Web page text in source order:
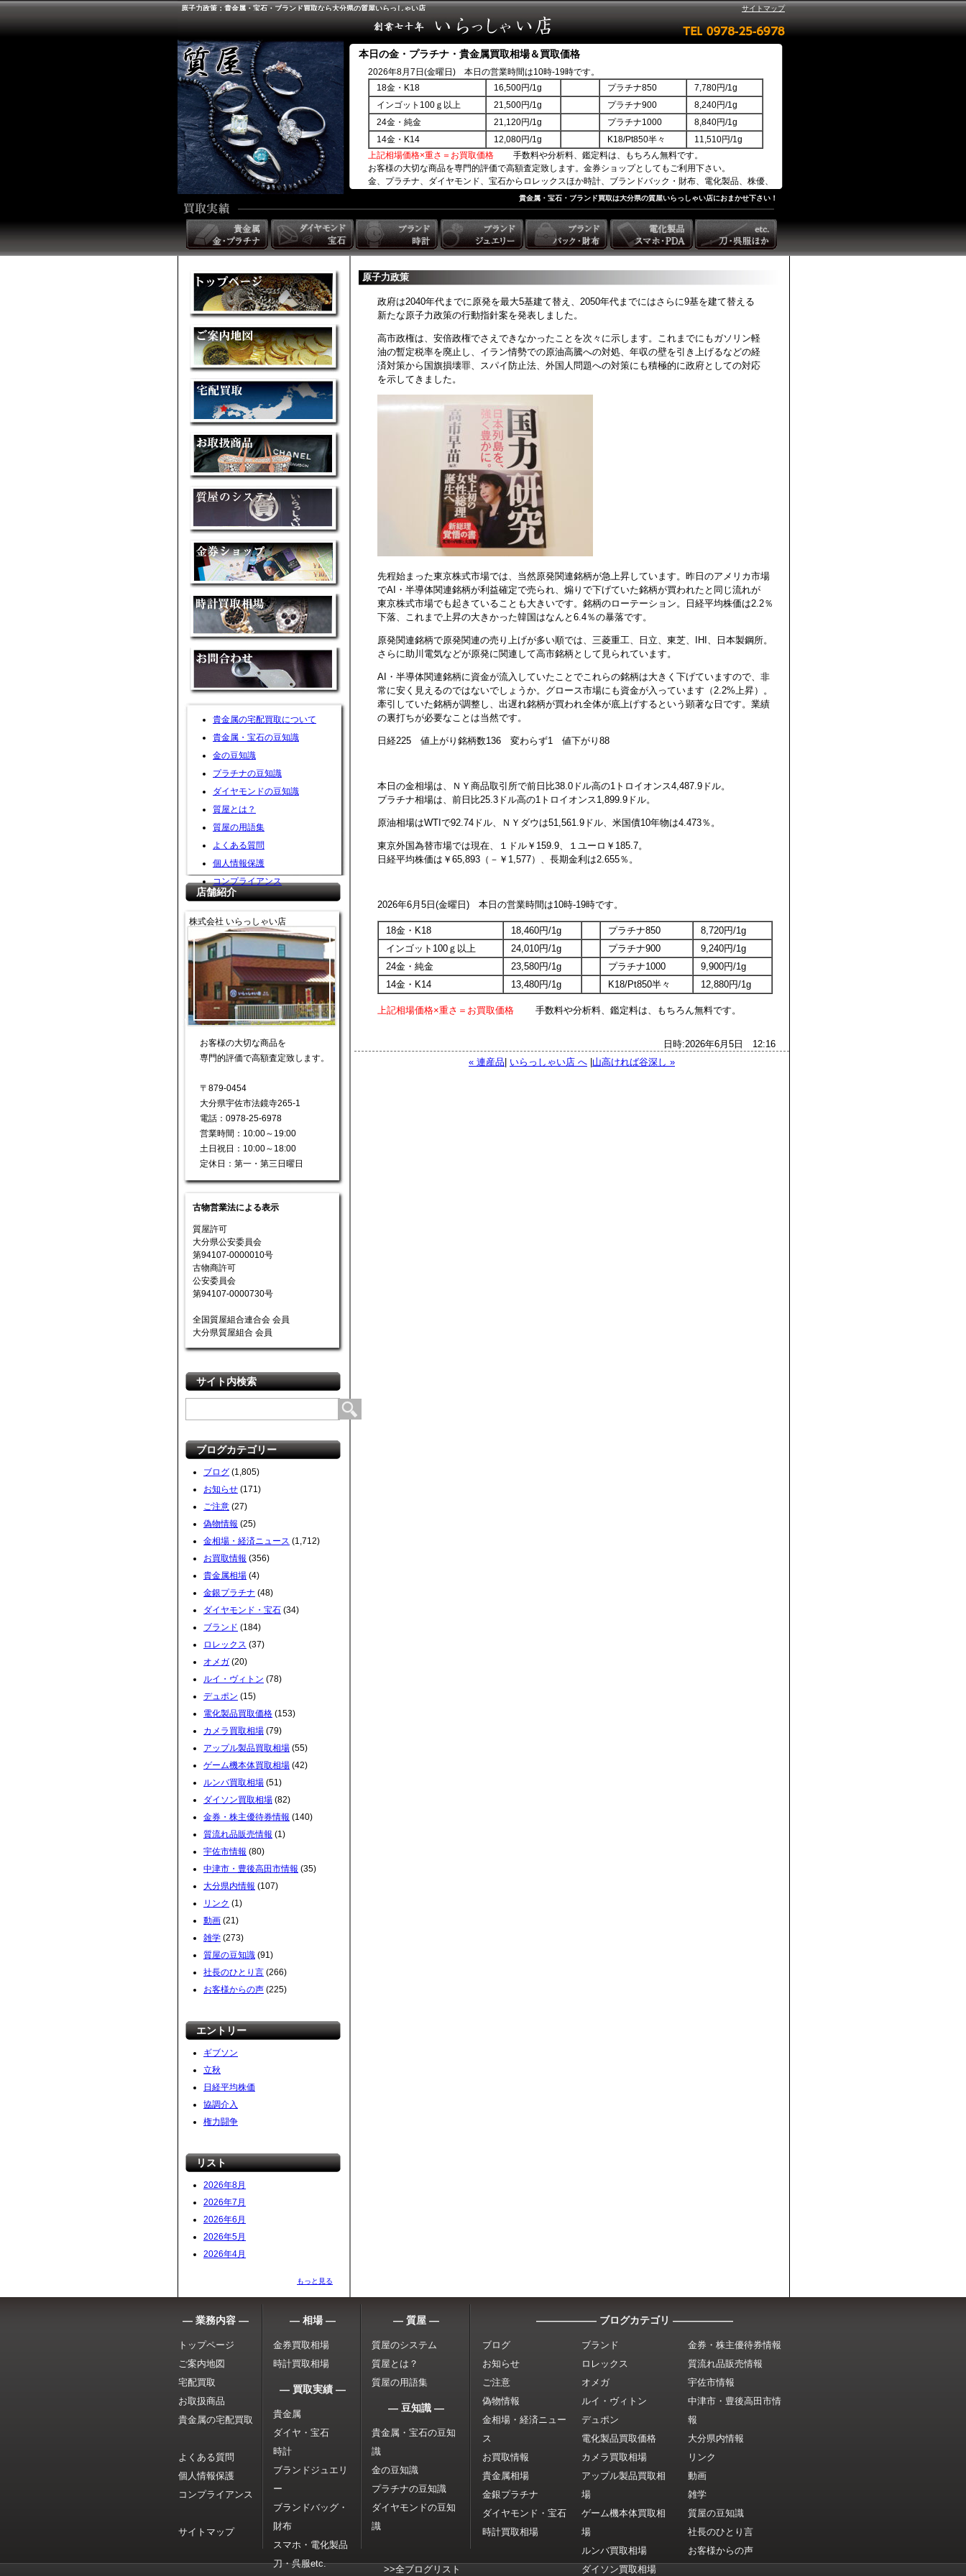
原子力政策：貴金属・宝石・ブランド買取なら大分県の質屋いらっしゃい店 サイトマップ
本日の金・プラチナ・貴金属買取相場＆買取価格
2026年8月7日(金曜日) 本日の営業時間は10時-19時です。
18金・K18
16,500円/1g プラチナ850
7,780円/1g
インゴット100ｇ以上
21,500円/1g プラチナ900
8,240円/1g
24金・純金
21,120円/1g プラチナ1000
8,840円/1g
14金・K14
12,080円/1g K18/Pt850半々
11,510円/1g
上記相場価格×重さ＝お買取価格 手数料や分析料、鑑定料は、もちろん無料です。
お客様の大切な商品を専門的評価で高額査定致します。金券ショップとしてもご利用下さい。
金、プラチナ、ダイヤモンド、宝石からロレックスほか時計、ブランドバック・財布、電化製品、株優、
貴金属・宝石・ブランド買取は大分県の質屋いらっしゃい店におまかせ下さい！
貴金属の宅配買取について
貴金属・宝石の豆知識
金の豆知識
プラチナの豆知識
ダイヤモンドの豆知識
質屋とは？
質屋の用語集
よくある質問
個人情報保護
コンプライアンス
店舗紹介
株式会社 いらっしゃい店
お客様の大切な商品を
専門的評価で高額査定致します。
〒879-0454
大分県宇佐市法鏡寺265-1
電話：0978-25-6978
営業時間：10:00～19:00
土日祝日：10:00～18:00
定休日：第一・第三日曜日
古物営業法による表示
質屋許可
大分県公安委員会
第94107-0000010号
古物商許可
公安委員会
第94107-0000730号
全国質屋組合連合会 会員
大分県質屋組合 会員
サイト内検索
ブログカテゴリー
ブログ (1,805)
お知らせ (171)
ご注意 (27)
偽物情報 (25)
金相場・経済ニュース (1,712)
お買取情報 (356)
貴金属相場 (4)
金銀プラチナ (48)
ダイヤモンド・宝石 (34)
ブランド (184)
ロレックス (37)
オメガ (20)
ルイ・ヴィトン (78)
デュポン (15)
電化製品買取価格 (153)
カメラ買取相場 (79)
アップル製品買取相場 (55)
ゲーム機本体買取相場 (42)
ルンバ買取相場 (51)
ダイソン買取相場 (82)
金券・株主優待券情報 (140)
質流れ品販売情報 (1)
宇佐市情報 (80)
中津市・豊後高田市情報 (35)
大分県内情報 (107)
リンク (1)
動画 (21)
雑学 (273)
質屋の豆知識 (91)
社長のひとり言 (266)
お客様からの声 (225)
エントリー
ギブソン
立秋
日経平均株価
協調介入
権力闘争
リスト
2026年8月
2026年7月
2026年6月
2026年5月
2026年4月
もっと見る
原子力政策
政府は2040年代までに原発を最大5基建て替え、2050年代までにはさらに9基を建て替える
新たな原子力政策の行動指針案を発表しました。
高市政権は、安倍政権でさえできなかったことを次々に示します。これまでにもガソリン軽
油の暫定税率を廃止し、イラン情勢での原油高騰への対処、年収の壁を引き上げるなどの経
済対策から国旗損壊罪、スパイ防止法、外国人問題への対策にも積極的に政府としての対応
を示してきました。
先程始まった東京株式市場では、当然原発関連銘柄が急上昇しています。昨日のアメリカ市場
でAI・半導体関連銘柄が利益確定で売られ、煽りで下げていた銘柄が買われたと同じ流れが
東京株式市場でも起きていることも大きいです。銘柄のローテーション。日経平均株価は2.2％
下落、これまで上昇の大きかった韓国はなんと6.4％の暴落です。
原発関連銘柄で原発関連の売り上げが多い順では、三菱重工、日立、東芝、IHI、日本製鋼所。
さらに助川電気などが原発に関連して高市銘柄として見られています。
AI・半導体関連銘柄に資金が流入していたことでこれらの銘柄は大きく下げていますので、非
常に安く見えるのではないでしょうか。グロース市場にも資金が入っています（2.2%上昇）。
牽引していた銘柄が調整し、出遅れ銘柄が買われ全体が底上げするという顕著な日です。業績
の裏打ちが必要なことは当然です。
日経225 値上がり銘柄数136 変わらず1 値下がり88
本日の金相場は、ＮＹ商品取引所で前日比38.0ドル高の1トロイオンス4,487.9ドル。
プラチナ相場は、前日比25.3ドル高の1トロイオンス1,899.9ドル。
原油相場はWTIで92.74ドル、ＮＹダウは51,561.9ドル、米国債10年物は4.473％。
東京外国為替市場では現在、１ドル￥159.9、１ユーロ￥185.7。
日経平均株価は￥65,893（－￥1,577）、長期金利は2.655％。
2026年6月5日(金曜日) 本日の営業時間は10時-19時です。
18金・K18 18,460円/1g プラチナ850
8,720円/1g
インゴット100ｇ以上
24,010円/1g プラチナ900
9,240円/1g
24金・純金
23,580円/1g プラチナ1000
9,900円/1g
14金・K14
13,480円/1g K18/Pt850半々 12,880円/1g
上記相場価格×重さ＝お買取価格 手数料や分析料、鑑定料は、もちろん無料です。
日時:2026年6月5日 12:16
« 連産品 いらっしゃい店 へ 山高ければ谷深し »
― 業務内容 ―
トップページ
ご案内地図
宅配買取
お取扱商品
貴金属の宅配買取
よくある質問
個人情報保護
コンプライアンス
サイトマップ
― 相場 ―
金券買取相場
時計買取相場
― 買取実績 ―
貴金属
ダイヤ・宝石
時計
ブランドジュエリ
ー
ブランドバッグ・
財布
スマホ・電化製品
刀・呉服etc.
― 質屋 ―
質屋のシステム
質屋とは？
質屋の用語集
― 豆知識 ―
貴金属・宝石の豆知
識
金の豆知識
プラチナの豆知識
ダイヤモンドの豆知
識
>>全ブログリスト
―――――― ブログカテゴリ ――――――
ブログ
お知らせ
ご注意
偽物情報
金相場・経済ニュー
ス
お買取情報
貴金属相場
金銀プラチナ
ダイヤモンド・宝石
時計買取相場
ブランド
ロレックス
オメガ
ルイ・ヴィトン
デュポン
電化製品買取価格
カメラ買取相場
アップル製品買取相
場
ゲーム機本体買取相
場
ルンバ買取相場
ダイソン買取相場
金券・株主優待券情報
質流れ品販売情報
宇佐市情報
中津市・豊後高田市情
報
大分県内情報
リンク
動画
雑学
質屋の豆知識
社長のひとり言
お客様からの声